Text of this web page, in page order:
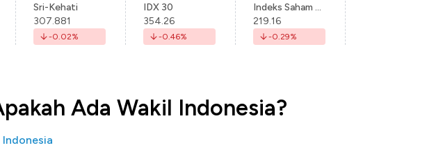
Sri-Kehati
307.881
-0.02%
IDX 30
354.26
-0.46%
Indeks Saham Syariah Indonesia
219.16
-0.29%
Ada Wakil Indonesia?
Indonesia